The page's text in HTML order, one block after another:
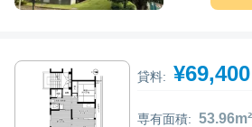
貸料: ¥69,400
専有面積: